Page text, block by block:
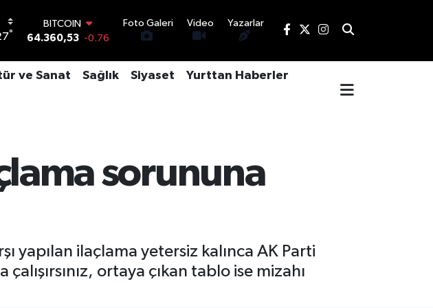
°
BITCOIN
64.360,53
-0.76
47,7069 0.17
EURO
BİST100
13.887 64
Foto Galeri Video Yazarlar
ve Sanat Sağlık Siyaset Yurttan Haberler
sorununa
yapılan ilaçlama yetersiz kalınca AK Parti
ortaya çıkan tablo ise mizahı